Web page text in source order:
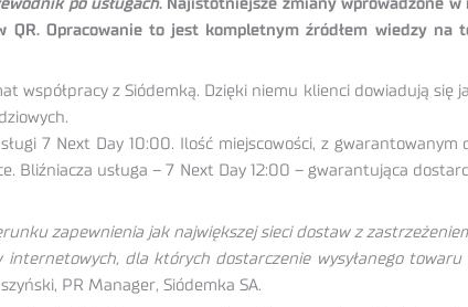
po usługach. Najistotniejsze zmiany wprowadzone
QR. Opracowanie to jest kompletnym źródłem wiedzy
współpracy z Siódemką. Dzięki niemu klienci dowiadują się
7 Next Day 10:00. Ilość miejscowości, z
Bliźniacza usługa – 7 Next Day 12:00 – gwarantująca
zapewnienia jak największej sieci dostaw z
dla których dostarczenie wysyłanego
PR Manager, Siódemka SA.